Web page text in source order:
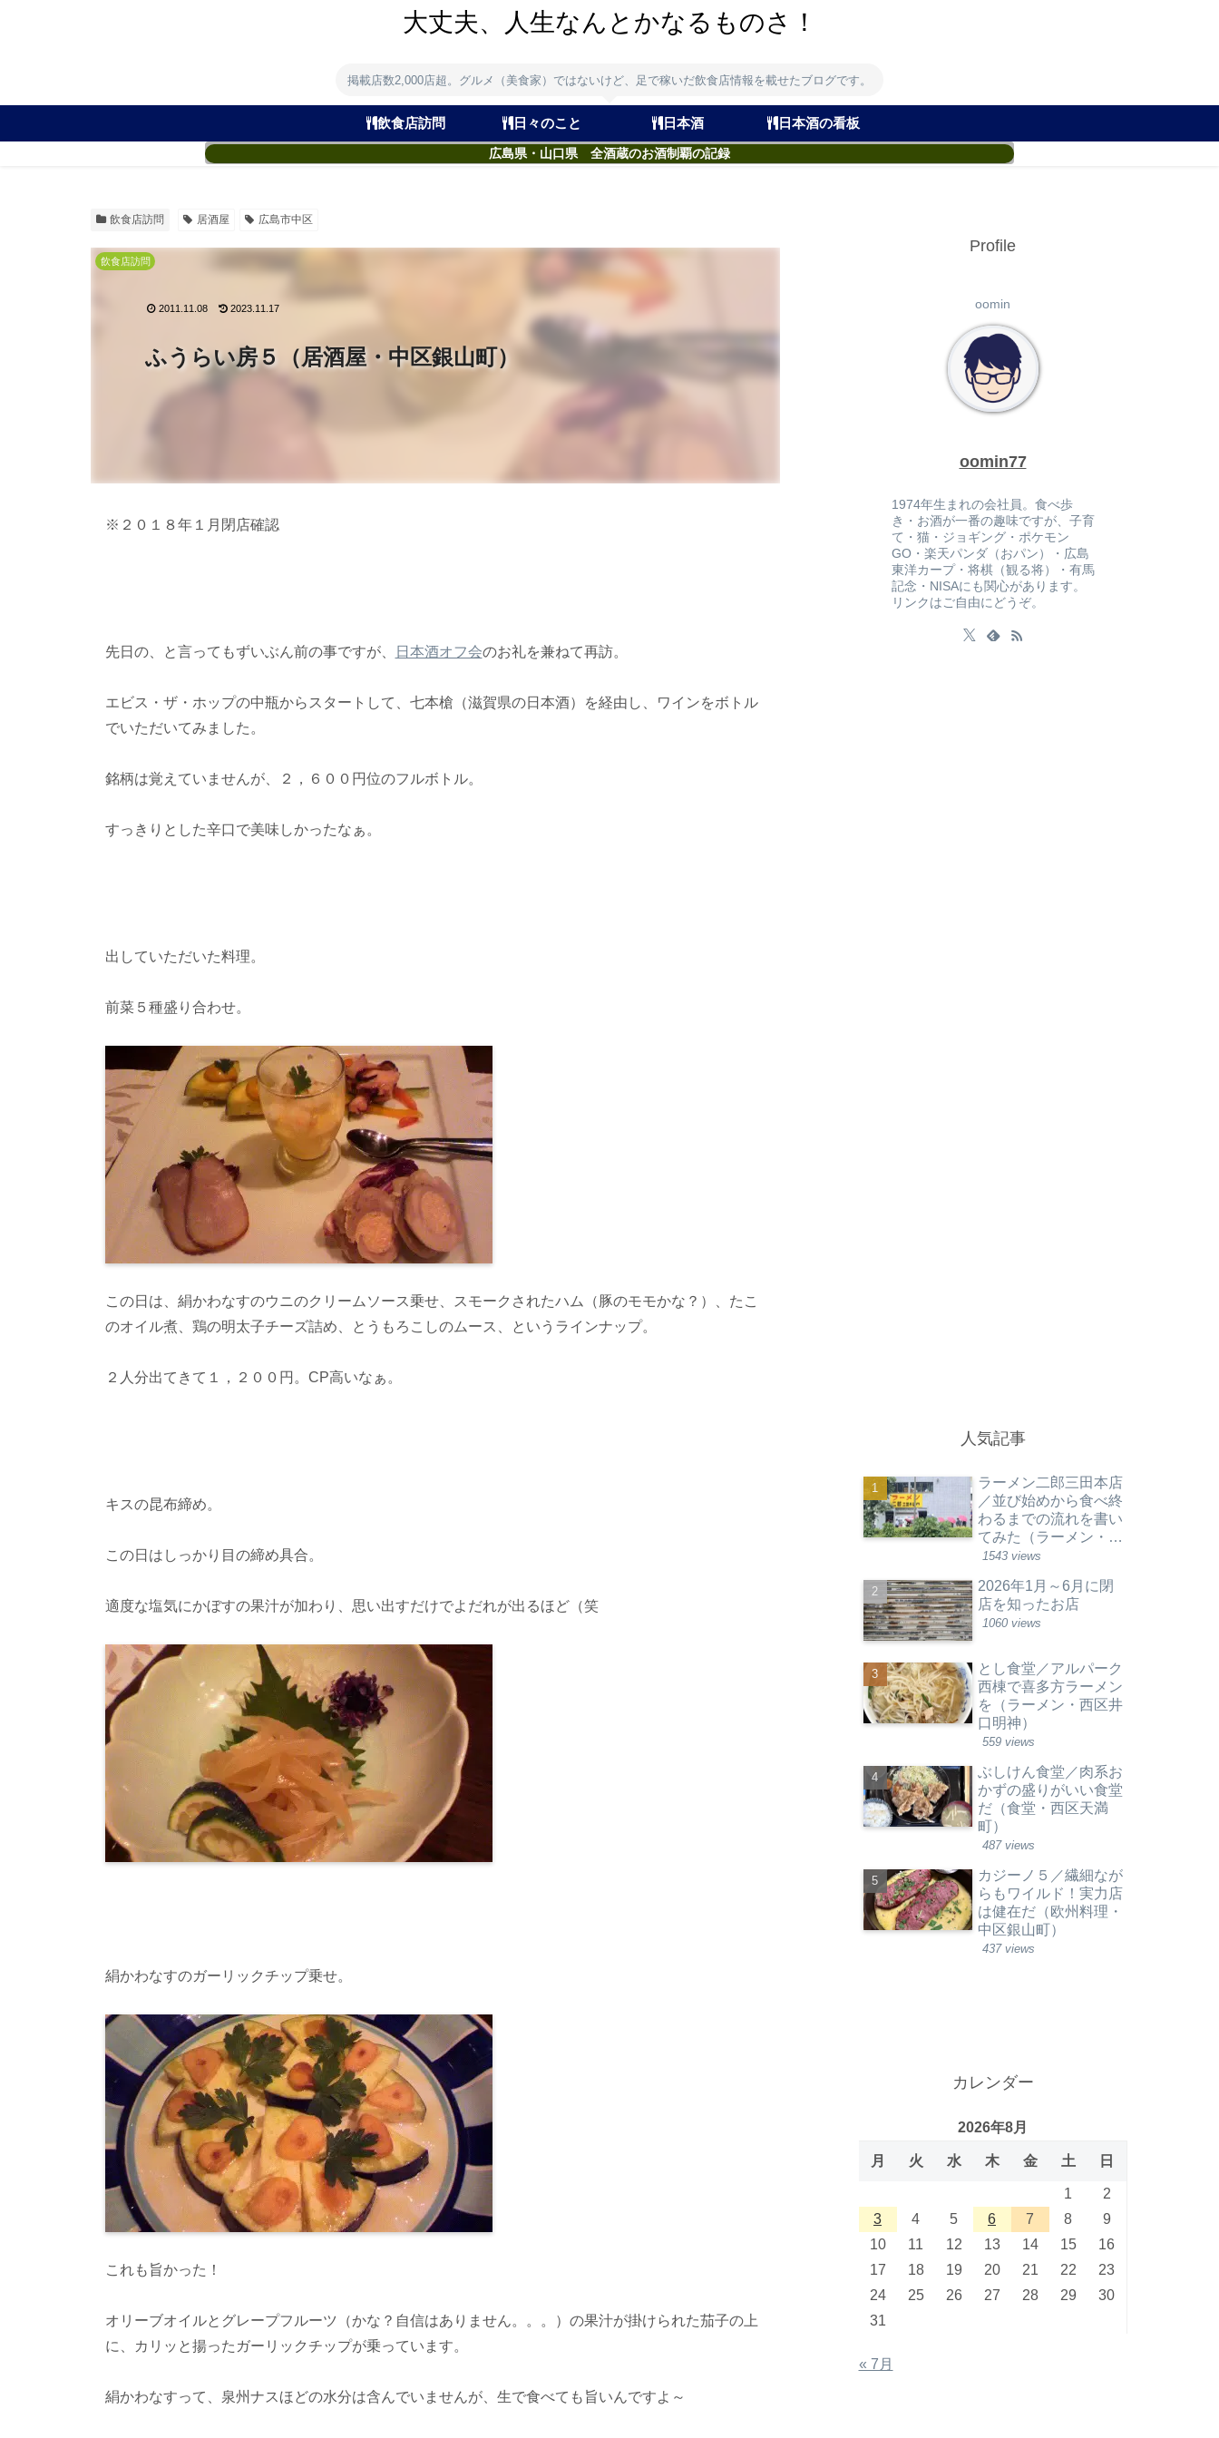
大丈夫、人生なんとかなるものさ！
掲載店数2,000店超。グルメ（美食家）ではないけど、足で稼いだ飲食店情報を載せたブログです。
飲食店訪問 日々のこと 日本酒 日本酒の看板
広島県・山口県 全酒蔵のお酒制覇の記録
飲食店訪問 居酒屋 広島市中区
ふうらい房５（居酒屋・中区銀山町）
飲食店訪問
2011.11.08 2023.11.17
※２０１８年１月閉店確認
先日の、と言ってもずいぶん前の事ですが、 日本酒オフ会のお礼を兼ねて再訪。
エビス・ザ・ホップの中瓶からスタートして、七本槍（滋賀県の日本酒）を経由し、ワインをボトル
でいただいてみました。
銘柄は覚えていませんが、２，６００円位のフルボトル。
すっきりとした辛口で美味しかったなぁ。
出していただいた料理。
前菜５種盛り合わせ。
この日は、絹かわなすのウニのクリームソース乗せ、スモークされたハム（豚のモモかな？）、たこ
のオイル煮、鶏の明太子チーズ詰め、とうもろこしのムース、というラインナップ。
２人分出てきて１，２００円。CP高いなぁ。
キスの昆布締め。
この日はしっかり目の締め具合。
適度な塩気にかぼすの果汁が加わり、思い出すだけでよだれが出るほど（笑
絹かわなすのガーリックチップ乗せ。
これも旨かった！
オリーブオイルとグレープフルーツ（かな？自信はありません。。。）の果汁が掛けられた茄子の上
に、カリッと揚ったガーリックチップが乗っています。
絹かわなすって、泉州ナスほどの水分は含んでいませんが、生で食べても旨いんですよ～
Profile
oomin
oomin77
1974年生まれの会社員。食べ歩
き・お酒が一番の趣味ですが、子育
て・猫・ジョギング・ポケモン
GO・楽天パンダ（おパン）・広島
東洋カープ・将棋（観る将）・有馬
記念・NISAにも関心があります。
リンクはご自由にどうぞ。
人気記事
ラーメン二郎三田本店
／並び始めから食べ終
わるまでの流れを書い
てみた（ラーメン・東
京都港区）
1543 views
2026年1月～6月に閉
店を知ったお店
1060 views
とし食堂／アルパーク
西棟で喜多方ラーメン
を（ラーメン・西区井
口明神）
559 views
ぶしけん食堂／肉系お
かずの盛りがいい食堂
だ（食堂・西区天満
町）
487 views
カジーノ５／繊細なが
らもワイルド！実力店
は健在だ（欧州料理・
中区銀山町）
437 views
カレンダー
2026年8月
月 火 水 木 金 土 日
1
2
3
4 5 6 7 8
9
10
11 12 13 14 15
16
17
18 19 20 21 22
23
24
25 26 27 28 29
30
31
« 7月